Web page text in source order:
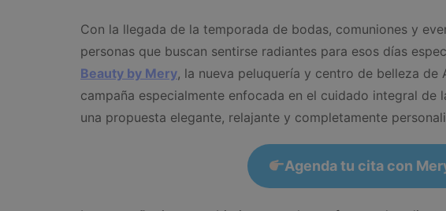
Con la llegada de la temporada de bodas, comuniones y
personas que buscan sentirse radiantes para esos días
Beauty by Mery, la nueva peluquería y centro de belleza de
campaña especialmente enfocada en el cuidado integral de
una propuesta elegante, relajante y completamente
Agenda tu cita con